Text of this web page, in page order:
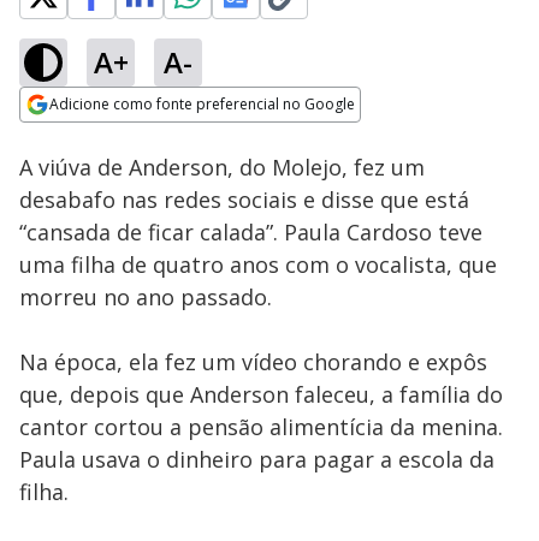
A+ A-
Adicione como fonte preferencial no Google
Ativar
Loaded:
53.08%
A viúva de Anderson, do Molejo, fez um
desabafo nas redes sociais e disse que está
“cansada de ficar calada”. Paula Cardoso teve
uma filha de quatro anos com o vocalista, que
morreu no ano passado.
Na época, ela fez um vídeo chorando e expôs
que, depois que Anderson faleceu, a família do
cantor cortou a pensão alimentícia da menina.
Paula usava o dinheiro para pagar a escola da
filha.